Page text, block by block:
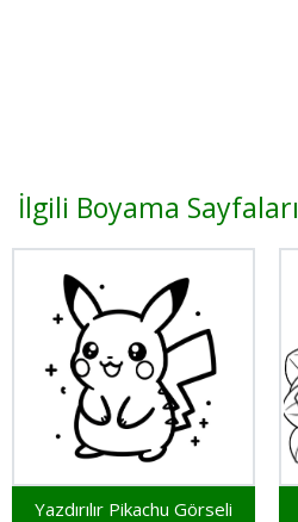
İlgili Boyama Sayfaları
Yazdırılır Pikachu Görseli